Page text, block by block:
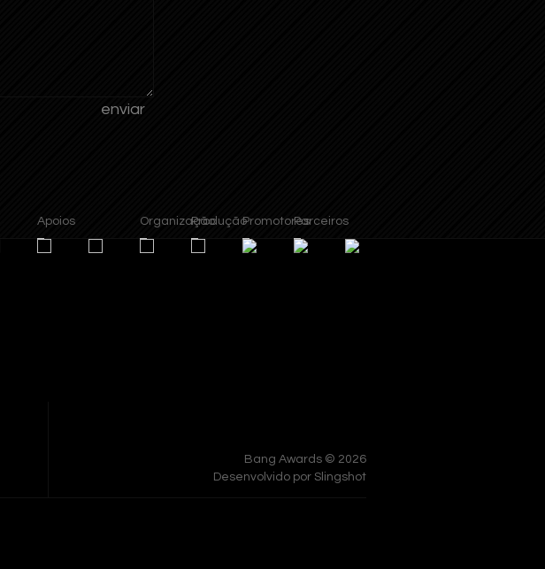
Apoios OrganizaçãoProduçãoPromotoresParceiros
Bang Awards © 2026
Desenvolvido por Slingshot